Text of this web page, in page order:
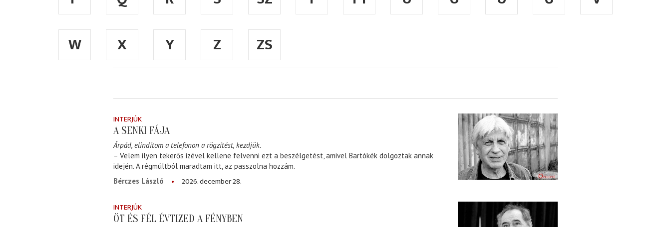
W
X Y Z ZS
INTERJÚK
A SENKI FÁJA
Árpád, elindítom a telefonon a rögzítést, kezdjük.
– Velem ilyen tekerős izével kellene felvenni ezt a beszélgetést, amivel Bartókék dolgoztak annak
idején. A régmúltból maradtam itt, az passzolna hozzám.
Bérczes László
2026. december 28.
INTERJÚK
ÖT ÉS FÉL ÉVTIZED A FÉNYBEN